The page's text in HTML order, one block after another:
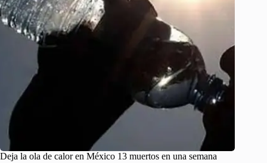
Deja la ola de calor en México 13 muertos en una semana